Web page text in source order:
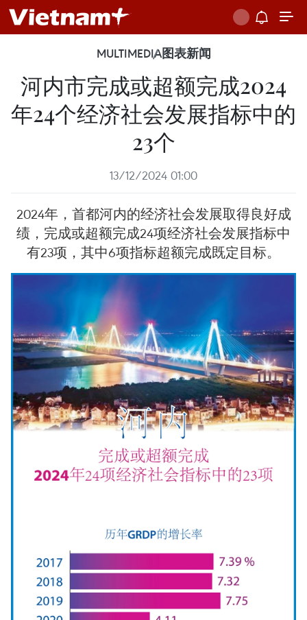
MULTIMEDIA图表新闻
河内市完成或超额完成2024
年24个经济社会发展指标中的
23个
13/12/2024 01:00
2024年，首都河内的经济社会发展取得良好成
绩，完成或超额完成24项经济社会发展指标中
有23项，其中6项指标超额完成既定目标。